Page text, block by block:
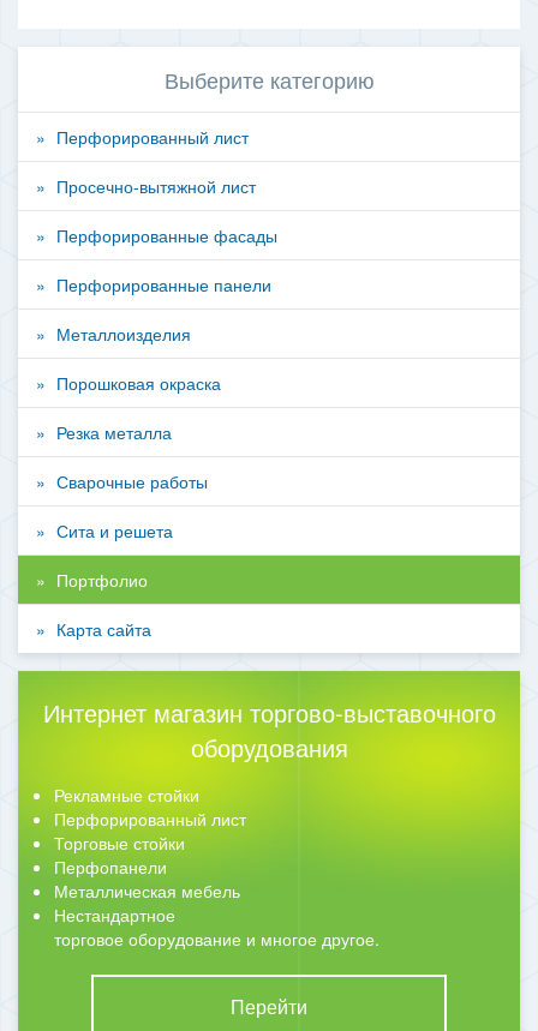
Выберите категорию
Перфорированный лист
Просечно-вытяжной лист
Перфорированные фасады
Перфорированные панели
Металлоизделия
Порошковая окраска
Резка металла
Сварочные работы
Сита и решета
Портфолио
Карта сайта
Интернет магазин торгово-выставочного
оборудования
Рекламные стойки
Перфорированный лист
Торговые стойки
Перфопанели
Металлическая мебель
Нестандартное
торговое оборудование и многое другое.
Перейти